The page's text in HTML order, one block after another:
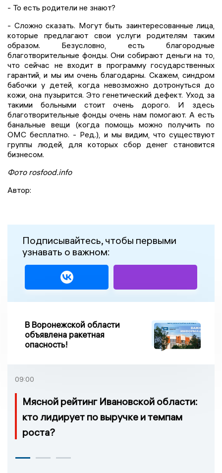
- То есть родители не знают?
- Сложно сказать. Могут быть заинтересованные лица,
которые предлагают свои услуги родителям таким
образом. Безусловно, есть благородные
благотворительные фонды. Они собирают деньги на то,
что сейчас не входит в программу государственных
гарантий, и мы им очень благодарны. Скажем, синдром
бабочки у детей, когда невозможно дотронуться до
кожи, она пузырится. Это генетический дефект. Уход за
такими больными стоит очень дорого. И здесь
благотворительные фонды очень нам помогают. А есть
банальные вещи (когда помощь можно получить по
ОМС бесплатно. - Ред.), и мы видим, что существуют
группы людей, для которых сбор денег становится
бизнесом.
Фото rosfood.info
Автор:
Подписывайтесь, чтобы первыми
узнавать о важном:
В Воронежской области
объявлена ракетная
опасность!
09:00
Мясной рейтинг Ивановской области:
кто лидирует по выручке и темпам
роста?